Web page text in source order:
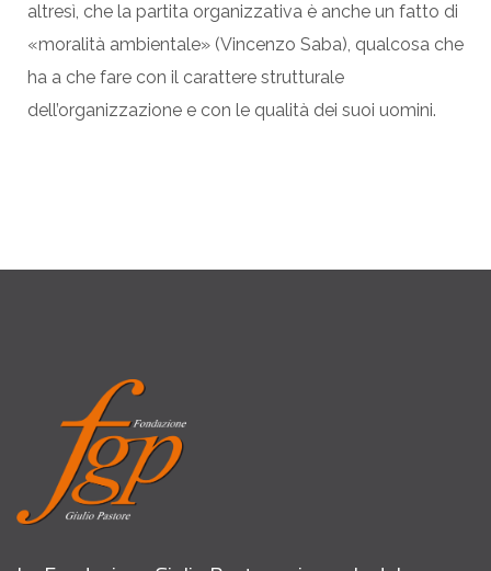
altresì, che la partita organizzativa è anche un fatto di
«moralità ambientale» (Vincenzo Saba), qualcosa che
ha a che fare con il carattere strutturale
dell’organizzazione e con le qualità dei suoi uomini.